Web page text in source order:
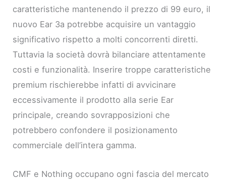
caratteristiche mantenendo il prezzo di 99 euro, il
nuovo Ear 3a potrebbe acquisire un vantaggio
significativo rispetto a molti concorrenti diretti.
Tuttavia la società dovrà bilanciare attentamente
costi e funzionalità. Inserire troppe caratteristiche
premium rischierebbe infatti di avvicinare
eccessivamente il prodotto alla serie Ear
principale, creando sovrapposizioni che
potrebbero confondere il posizionamento
commerciale dell’intera gamma.
CMF e Nothing occupano ogni fascia del mercato